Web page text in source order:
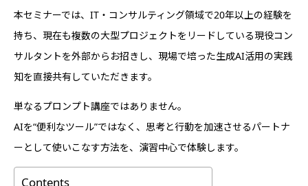
本セミナーでは、IT・コンサルティング領域で20年以上の経験を
持ち、現在も複数の大型プロジェクトをリードしている現役コン
サルタントを外部からお招きし、現場で培った生成AI活用の実践
知を直接共有していただきます。
単なるプロンプト講座ではありません。
AIを“便利なツール”ではなく、思考と行動を加速させるパートナ
ーとして使いこなす方法を、演習中心で体験します。
Contents